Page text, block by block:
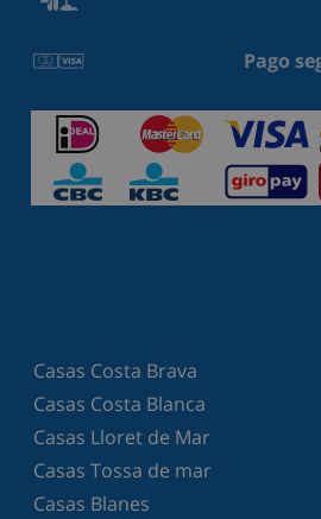
Pago
Casas Costa Brava
Casas Costa Blanca
Casas Lloret de Mar
Casas Tossa de mar
Casas Blanes